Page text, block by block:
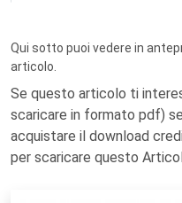
Qui sotto puoi vedere in
articolo.
Se questo articolo ti
scaricare in formato pdf)
acquistare il download
per scaricare questo